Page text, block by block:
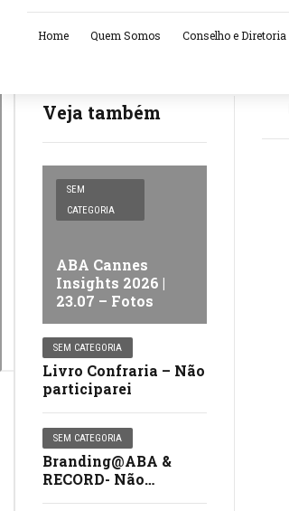
Home Quem Somos Conselho e Diretoria
Veja também
SEM
CATEGORIA
ABA Cannes
Insights 2026 |
23.07 – Fotos
SEM CATEGORIA
Livro Confraria – Não
participarei
SEM CATEGORIA
Branding@ABA &
RECORD- Não